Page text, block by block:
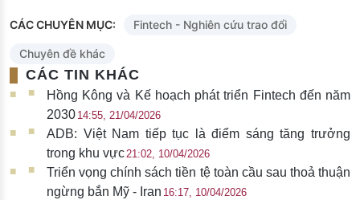
CÁC CHUYÊN MỤC: Fintech - Nghiên cứu trao đổi
Chuyên đề khác
CÁC TIN KHÁC
Hồng Kông và Kế hoạch phát triển Fintech đến năm
2030 14:55, 21/04/2026
ADB: Việt Nam tiếp tục là điểm sáng tăng trưởng
trong khu vực21:02, 10/04/2026
Triển vọng chính sách tiền tệ toàn cầu sau thoả thuận
ngừng bắn Mỹ - Iran 16:17, 10/04/2026